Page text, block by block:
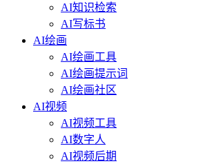
AI知识检索
AI写标书
AI绘画
AI绘画工具
AI绘画提示词
AI绘画社区
AI视频
AI视频工具
AI数字人
AI视频后期